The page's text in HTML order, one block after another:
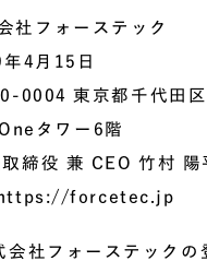
社フォーステック
4月15日
0004 東京都千代田
タワー6階
取締役 兼 CEO 竹村 陽
https://forcetec.jp
社フォーステックの